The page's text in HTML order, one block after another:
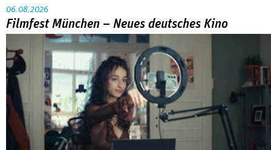
06.08.2026
Filmfest München – Neues deutsches Kino